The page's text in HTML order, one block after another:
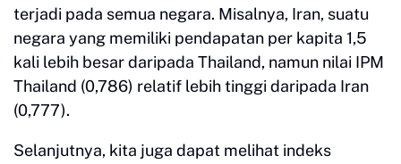
terjadi pada semua negara. Misalnya, Iran, suatu
negara yang memiliki pendapatan per kapita 1,5
kali lebih besar daripada Thailand, namun nilai IPM
Thailand (0,786) relatif lebih tinggi daripada Iran
(0,777).
Selanjutnya, kita juga dapat melihat indeks